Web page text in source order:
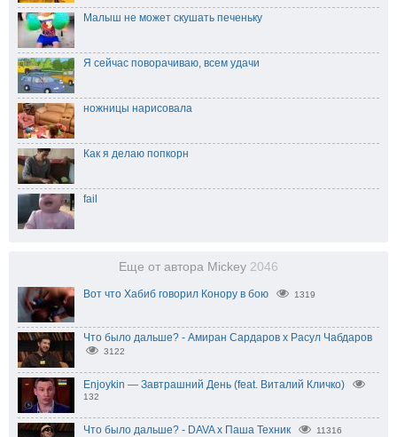
Малыш не может скушать печеньку
Я сейчас поворачиваю, всем удачи
ножницы нарисовала
Как я делаю попкорн
fail
Еще от автора Mickey 2046
Вот что Хабиб говорил Конору в бою 1319
Что было дальше? - Амиран Сардаров х Расул Чабдаров
3122
Enjoykin — Завтрашний День (feat. Виталий Кличко)
132
Что было дальше? - DAVA х Паша Техник 11316